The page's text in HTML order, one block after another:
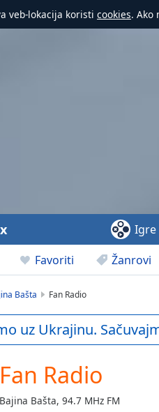
veb-lokacija koristi cookies. Ako
Favoriti Žanrovi
Igre
Bašta Fan Radio
uz Ukrajinu.
Fan Radio
Bajina Bašta, 94.7 MHz FM